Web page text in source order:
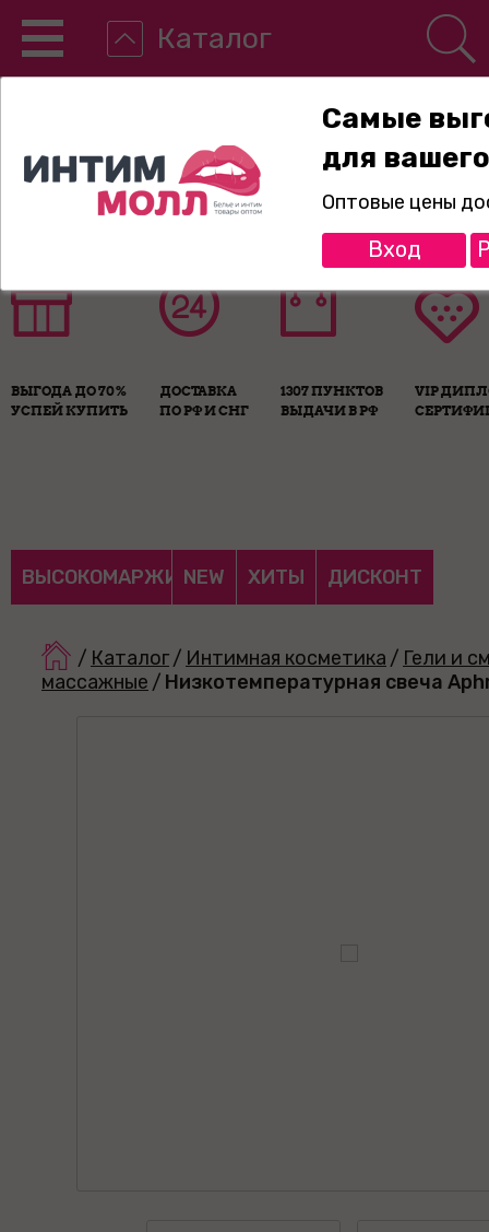
Каталог
8-800-775-89-65
ВЫГОДА ДО 70%
УСПЕЙ КУПИТЬ
ДОСТАВКА
ПО РФ И СНГ
1307 ПУНКТОВ
ВЫДАЧИ В РФ
VIP
ВЫСОКОМАРЖИНАЛЬНЫЕ
NEW ХИТЫ ДИСКОНТ
/ Каталог/ Интимная косметика / Гели и
массажные / Низкотемпературная свеча
Самые
для
Оптовые цены
Вход